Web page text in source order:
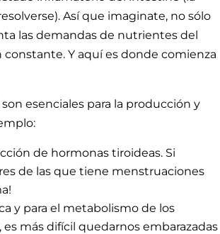
Así que imaginate, no sólo
las demandas de nutrientes del
Y aquí es donde comienza
esenciales para la producción y
de hormonas tiroideas. Si
de las que tiene menstruaciones
y para el metabolismo de los
más difícil quedarnos embarazadas